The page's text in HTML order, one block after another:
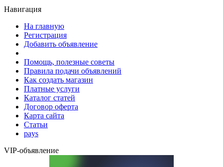
Навигация
На главную
Регистрация
Добавить объявление
Помощь, полезные советы
Правила подачи объявлений
Как создать магазин
Платные услуги
Каталог статей
Договор оферта
Карта сайта
Статьи
pays
VIP-объявление